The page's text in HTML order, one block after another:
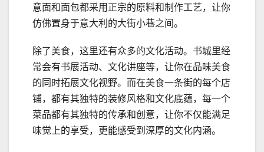
意面和面包都采用正宗的原料和制作工艺，让你
仿佛置身于意大利的大街小巷之间。
除了美食，这里还有众多的文化活动。书城里经
常会有书展活动、文化讲座等，让你在品味美食
的同时拓展文化视野。而在美食一条街的每个店
铺，都有其独特的装修风格和文化底蕴，每一个
菜品都有其独特的传承和创意，让你不仅能满足
味觉上的享受，更能感受到深厚的文化内涵。